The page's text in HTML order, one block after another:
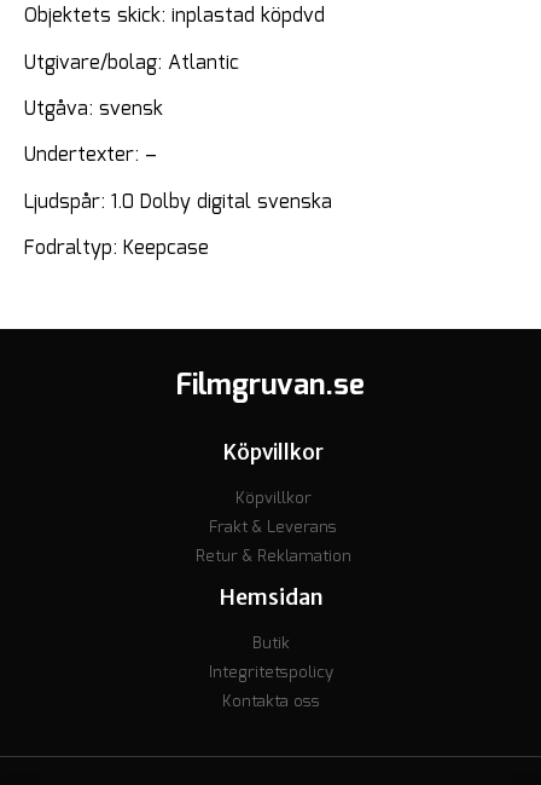
Objektets skick: inplastad köpdvd
Utgivare/bolag: Atlantic
Utgåva: svensk
Undertexter: –
Ljudspår: 1.0 Dolby digital svenska
Fodraltyp: Keepcase
Filmgruvan.se
Köpvillkor
Köpvillkor
Frakt & Leverans
Retur & Reklamation
Hemsidan
Butik
Integritetspolicy
Kontakta oss